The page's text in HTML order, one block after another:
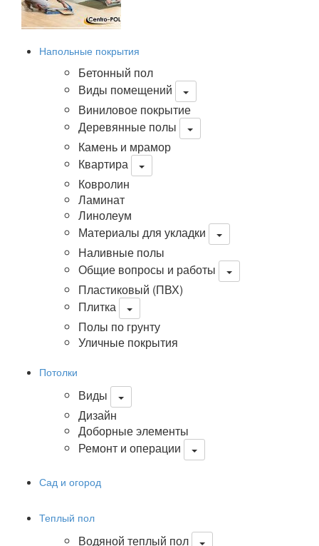
Напольные покрытия
Бетонный пол
Виды помещений
Виниловое покрытие
Деревянные полы
Камень и мрамор
Квартира
Ковролин
Ламинат
Линолеум
Материалы для укладки
Наливные полы
Общие вопросы и работы
Пластиковый (ПВХ)
Плитка
Полы по грунту
Уличные покрытия
Потолки
Виды
Дизайн
Доборные элементы
Ремонт и операции
Сад и огород
Теплый пол
Водяной теплый пол